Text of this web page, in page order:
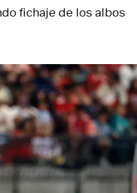
fichaje de los albos